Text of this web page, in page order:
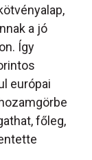
a jó
Így
európai
főleg,